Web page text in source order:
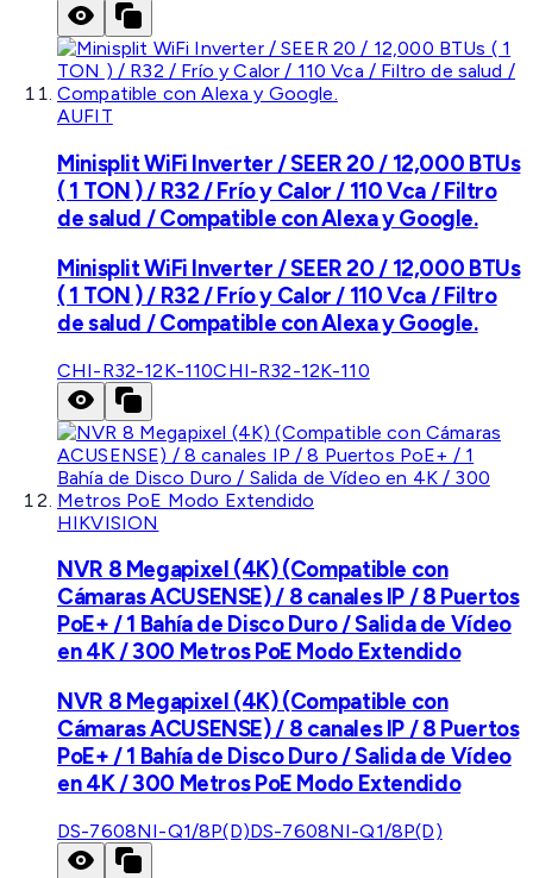
AUFIT
Minisplit WiFi Inverter / SEER 20 / 12,000 BTUs
( 1 TON ) / R32 / Frío y Calor / 110 Vca / Filtro
de salud / Compatible con Alexa y Google.
Minisplit WiFi Inverter / SEER 20 / 12,000 BTUs
( 1 TON ) / R32 / Frío y Calor / 110 Vca / Filtro
de salud / Compatible con Alexa y Google.
CHI-R32-12K-110CHI-R32-12K-110
HIKVISION
NVR 8 Megapixel (4K) (Compatible con
Cámaras ACUSENSE) / 8 canales IP / 8 Puertos
PoE+ / 1 Bahía de Disco Duro / Salida de Vídeo
en 4K / 300 Metros PoE Modo Extendido
NVR 8 Megapixel (4K) (Compatible con
Cámaras ACUSENSE) / 8 canales IP / 8 Puertos
PoE+ / 1 Bahía de Disco Duro / Salida de Vídeo
en 4K / 300 Metros PoE Modo Extendido
DS-7608NI-Q1/8P(D)DS-7608NI-Q1/8P(D)